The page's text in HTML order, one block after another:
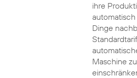
ihre
Dinge
Maschine